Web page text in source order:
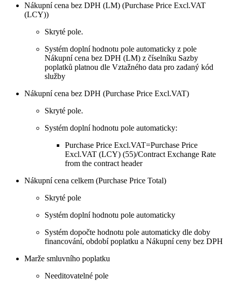
Nákupní cena bez DPH (LM) (Purchase Price Excl.VAT
(LCY))
Skryté pole.
Systém doplní hodnotu pole automaticky z pole
Nákupní cena bez DPH (LM) z číselníku Sazby
poplatků platnou dle Vztažného data pro zadaný kód
služby
Nákupní cena bez DPH (Purchase Price Excl.VAT)
Skryté pole.
Systém doplní hodnotu pole automaticky:
Purchase Price Excl.VAT=Purchase Price
Excl.VAT (LCY) (55)/Contract Exchange Rate
from the contract header
Nákupní cena celkem (Purchase Price Total)
Skryté pole
Systém doplní hodnotu pole automaticky
Systém dopočte hodnotu pole automaticky dle doby
financování, období poplatku a Nákupní ceny bez DPH
Marže smluvního poplatku
Needitovatelné pole